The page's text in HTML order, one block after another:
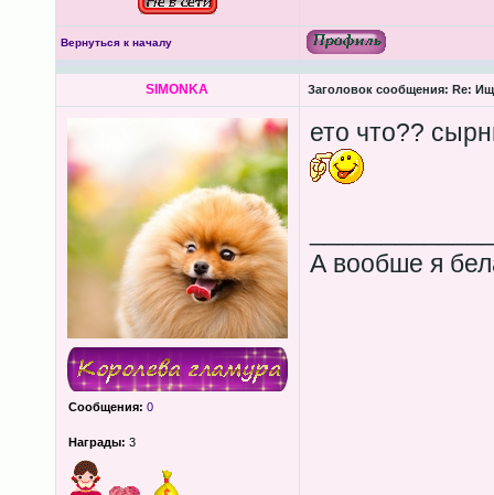
Вернуться к началу
SIMONKA Заголовок сообщения: Re:
Сообщения: 0
Награды: 3
ето что??
А вообше я